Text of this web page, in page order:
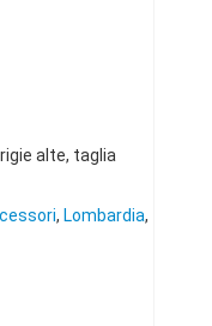
alte, taglia
, Lombardia,